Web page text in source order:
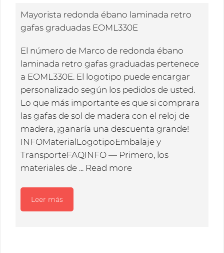
Mayorista redonda ébano laminada retro
gafas graduadas EOML330E
El número de Marco de redonda ébano
laminada retro gafas graduadas pertenece
a EOML330E. El logotipo puede encargar
personalizado según los pedidos de usted.
Lo que más importante es que si comprara
las gafas de sol de madera con el reloj de
madera, ¡ganaría una descuenta grande!
INFOMaterialLogotipoEmbalaje y
TransporteFAQINFO — Primero, los
materiales de ... Read more
Leer más